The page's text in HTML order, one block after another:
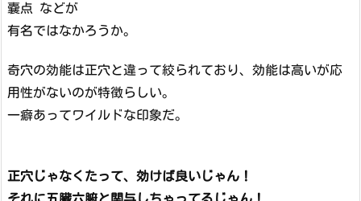
嚢点 などが
有名ではなかろうか。
奇穴の効能は正穴と違って絞られており、効能は高いが応
用性がないのが特徴らしい。
一癖あってワイルドな印象だ。
正穴じゃなくたって、効けば良いじゃん！